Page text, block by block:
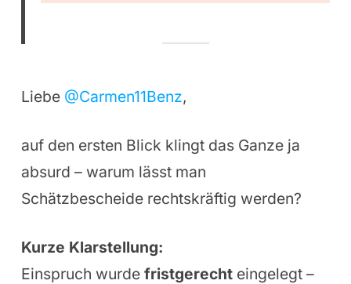
Liebe @Carmen11Benz,
auf den ersten Blick klingt das Ganze ja
absurd – warum lässt man
Schätzbescheide rechtskräftig werden?
Kurze Klarstellung:
Einspruch wurde fristgerechteingelegt –